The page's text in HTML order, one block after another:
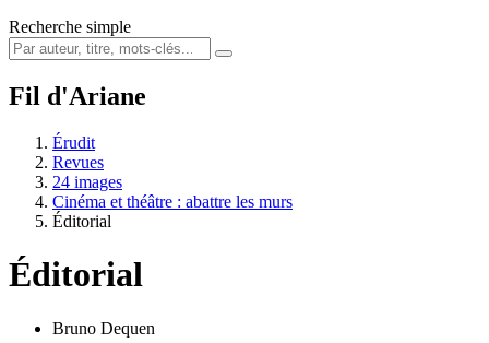
Recherche simple
Fil d'Ariane
Érudit
Revues
24 images
Cinéma et théâtre : abattre les murs
Éditorial
Éditorial
Bruno Dequen